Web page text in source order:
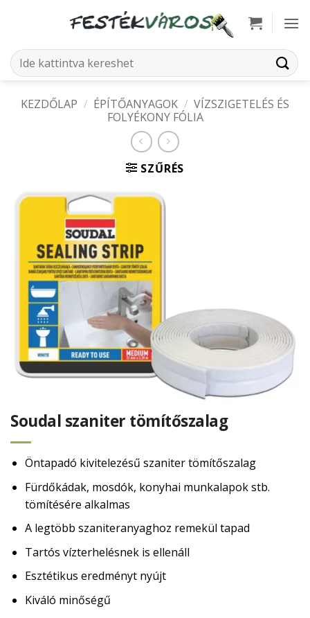
Keresés
a
KEZDŐLAP / ÉPÍTŐANYAGOK / VÍZSZIGETELÉS ÉS
FOLYÉKONY FÓLIA
SZŰRÉS
Soudal szaniter tömítőszalag
Öntapadó kivitelezésű szaniter tömítőszalag
Fürdőkádak, mosdók, konyhai munkalapok stb.
tömítésére alkalmas
A legtöbb szaniteranyaghoz remekül tapad
Tartós vízterhelésnek is ellenáll
Esztétikus eredményt nyújt
Kiváló minőségű